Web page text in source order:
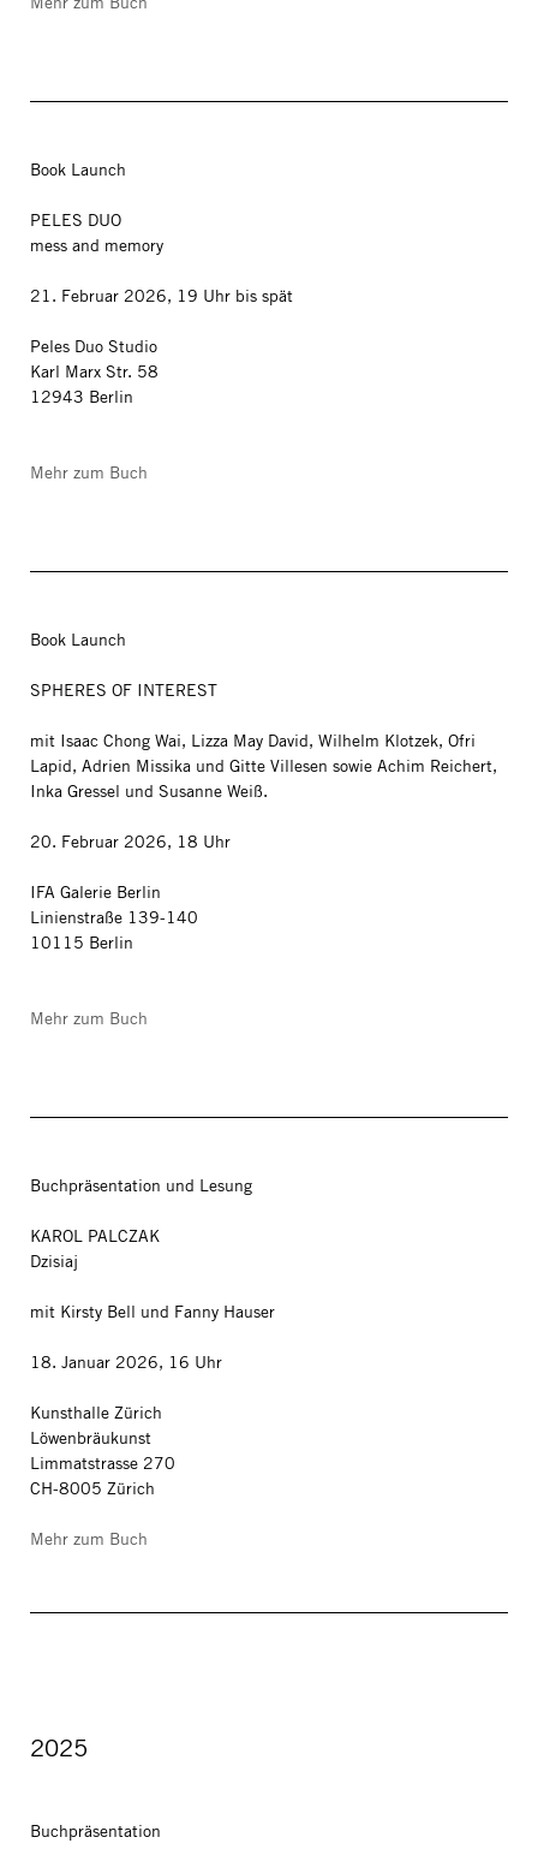
Book Launch
PELES DUO
mess and memory
21. Februar 2026, 19 Uhr bis spät
Peles Duo Studio
Karl Marx Str. 58
12943 Berlin
Mehr zum Buch
Book Launch
SPHERES OF INTEREST
mit Isaac Chong Wai, Lizza May David, Wilhelm Klotzek, Ofri
Lapid, Adrien Missika und Gitte Villesen sowie Achim Reichert,
Inka Gressel und Susanne Weiß.
20. Februar 2026, 18 Uhr
IFA Galerie Berlin
Linienstraße 139-140
10115 Berlin
Mehr zum Buch
Buchpräsentation und Lesung
KAROL PALCZAK
Dzisiaj
mit Kirsty Bell und Fanny Hauser
18. Januar 2026, 16 Uhr
Kunsthalle Zürich
Löwenbräukunst
Limmatstrasse 270
CH-8005 Zürich
Mehr zum Buch
2025
Buchpräsentation